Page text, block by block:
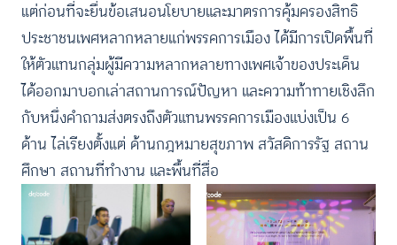
แต่ก่อนที่จะยื่นข้อเสนอนโยบายและมาตรการคุ้มครองสิทธิ
ประชาชนเพศหลากหลายแก่พรรคการเมือง ได้มีการเปิดพื้นที่
ให้ตัวแทนกลุ่มผู้มีความหลากหลายทางเพศเจ้าของประเด็น
ได้ออกมาบอกเล่าสถานการณ์ปัญหา และความท้าทายเชิงลึก
กับหนึ่งคำถามส่งตรงถึงตัวแทนพรรคการเมืองแบ่งเป็น 6
ด้าน ไล่เรียงตั้งแต่ ด้านกฎหมายสุขภาพ สวัสดิการรัฐ สถาน
ศึกษา สถานที่ทำงาน และพื้นที่สื่อ